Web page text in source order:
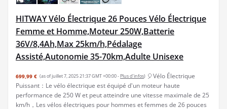
HITWAY Vélo Électrique 26 Pouces Vélo Électrique
Femme et Homme,Moteur 250W,Batterie
36V/8,4Ah,Max 25km/h,Pédalage
Assisté,Autonomie 35-70km,Adulte Unisexe
699,99 € (as of juillet 7, 2025 21:37 GMT +00:00 - Plus d’infos) 🎈Vélo Électrique
Puissant：Le vélo électrique est équipé d'un moteur haute
performance de 250 W et peut atteindre une vitesse maximale de 25
km/h，Les vélos électriques pour hommes et femmes de 26 pouces